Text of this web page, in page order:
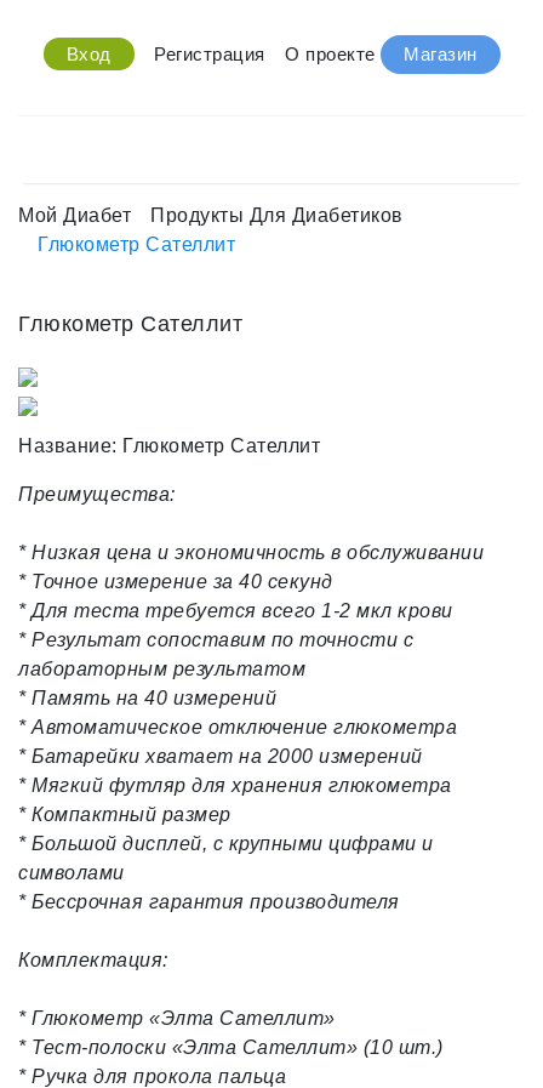
Вход Регистрация О проекте Магазин
Мой Диабет
Продукты Для Диабетиков
Глюкометр Сателлит
Глюкометр Сателлит
Название: Глюкометр Сателлит
Преимущества:
* Низкая цена и экономичность в обслуживании
* Точное измерение за 40 секунд
* Для теста требуется всего 1-2 мкл крови
* Результат сопоставим по точности с
лабораторным результатом
* Память на 40 измерений
* Автоматическое отключение глюкометра
* Батарейки хватает на 2000 измерений
* Мягкий футляр для хранения глюкометра
* Компактный размер
* Большой дисплей, с крупными цифрами и
символами
* Бессрочная гарантия производителя
Комплектация:
* Глюкометр «Элта Сателлит»
* Тест-полоски «Элта Сателлит» (10 шт.)
* Ручка для прокола пальца